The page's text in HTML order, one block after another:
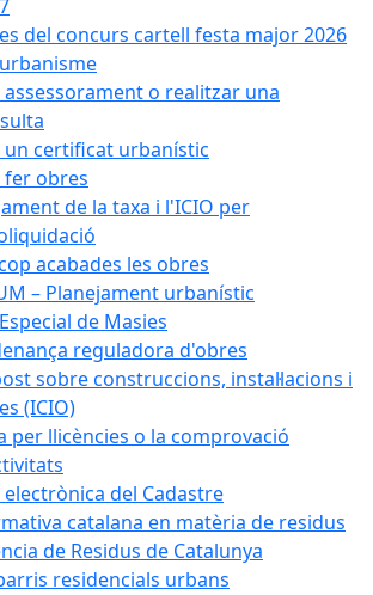
del concurs cartell festa major 2026
assessorament o realitzar una
un certificat urbanístic
fer obres
de la taxa i l'ICIO per
acabades les obres
– Planejament urbanístic
de Masies
reguladora d'obres
sobre construccions, instal·lacions i
(ICIO)
per llicències o la comprovació
electrònica del Cadastre
catalana en matèria de residus
de Residus de Catalunya
residencials urbans